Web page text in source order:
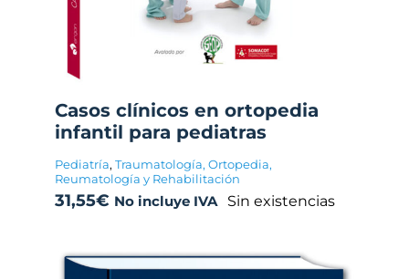
Casos clínicos en ortopedia
infantil para pediatras
Pediatría, Traumatología, Ortopedia,
Reumatología y Rehabilitación
31,55€ No incluye IVA Sin existencias